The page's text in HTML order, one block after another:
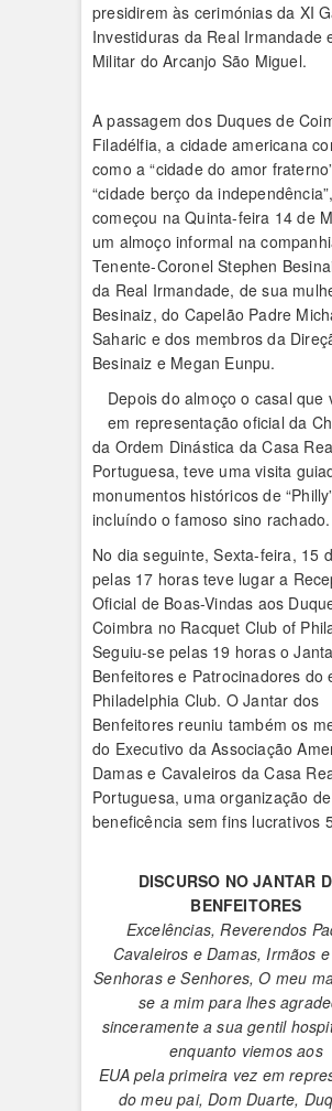
presidirem às cerimónias da XI
Investiduras da Real Irmandade
Militar do Arcanjo São Miguel.
A passagem dos Duques de
Filadélfia, a cidade americana
como a “cidade do amor
“cidade berço da independência”,
começou na Quinta-feira 14 de
um almoço informal na
Tenente-Coronel Stephen
da Real Irmandade, de sua
Besinaiz, do Capelão Padre
Saharic e dos membros da
Besinaiz e Megan Eunpu.
Depois do almoço o casal que
em representação oficial da
da Ordem Dinástica da Casa
Portuguesa, teve uma visita
monumentos históricos de
incluíndo o famoso sino rachado.
No dia seguinte, Sexta-feira, 15
pelas 17 horas teve lugar a
Oficial de Boas-Vindas aos
Coimbra no Racquet Club of
Seguiu-se pelas 19 horas o
Benfeitores e Patrocinadores do
Philadelphia Club. O Jantar dos
Benfeitores reuniu também os
do Executivo da Associação
Damas e Cavaleiros da Casa
Portuguesa, uma organização de
beneficência sem fins lucrativos
DISCURSO NO JANTAR
BENFEITORES
Excelências, Reverendos
Cavaleiros e Damas, Irmãos
Senhoras e Senhores, O meu
se a mim para lhes
sinceramente a sua gentil
enquanto viemos aos
EUA pela primeira vez em
do meu pai, Dom Duarte,